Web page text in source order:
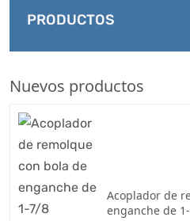
PRODUCTOS
Nuevos productos
Acoplador de
enganche de